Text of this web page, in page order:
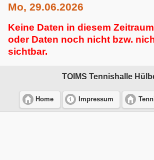
Mo, 29.06.2026
Keine Daten in diesem
oder Daten noch nicht bzw.
sichtbar.
TOIMS Tennishalle
Home Impressum